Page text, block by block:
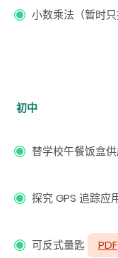
小数乘法（暂时
初中
替学校午餐饭盒
探究 GPS 追踪应
可反式量匙 PDF